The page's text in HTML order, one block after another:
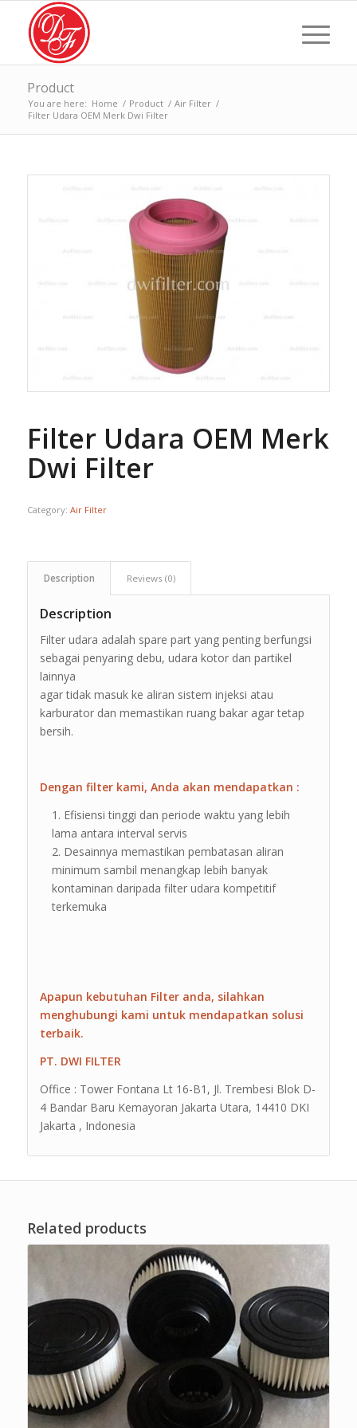
Product
You are here: Home / Product / Air Filter /
Filter Udara OEM Merk Dwi Filter
Filter Udara OEM Merk
Dwi Filter
Category: Air Filter
Description Reviews (0)
Description
Filter udara adalah spare part yang penting berfungsi
sebagai penyaring debu, udara kotor dan partikel
lainnya
agar tidak masuk ke aliran sistem injeksi atau
karburator dan memastikan ruang bakar agar tetap
bersih.
Dengan filter kami, Anda akan mendapatkan :
Efisiensi tinggi dan periode waktu yang lebih
lama antara interval servis
Desainnya memastikan pembatasan aliran
minimum sambil menangkap lebih banyak
kontaminan daripada filter udara kompetitif
terkemuka
Apapun kebutuhan Filter anda, silahkan
menghubungi kami untuk mendapatkan solusi
terbaik.
PT. DWI FILTER
Office : Tower Fontana Lt 16-B1, Jl. Trembesi Blok D-
4 Bandar Baru Kemayoran Jakarta Utara, 14410 DKI
Jakarta , Indonesia
Related products